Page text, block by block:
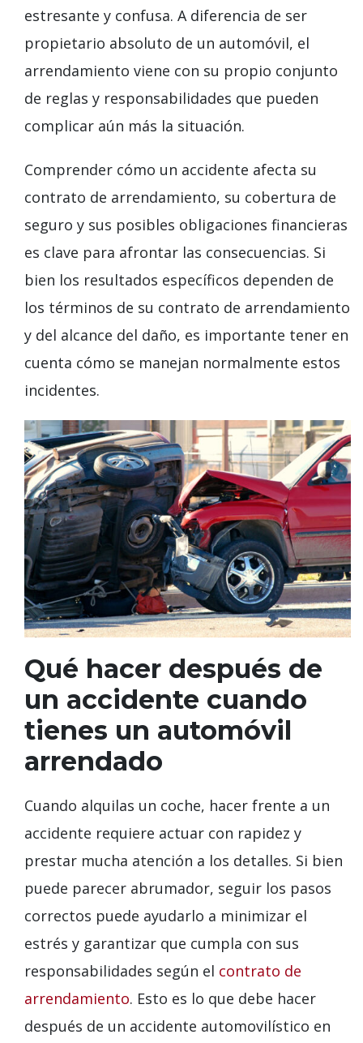
estresante y confusa. A diferencia de ser
propietario absoluto de un automóvil, el
arrendamiento viene con su propio conjunto
de reglas y responsabilidades que pueden
complicar aún más la situación.
Comprender cómo un accidente afecta su
contrato de arrendamiento, su cobertura de
seguro y sus posibles obligaciones financieras
es clave para afrontar las consecuencias. Si
bien los resultados específicos dependen de
los términos de su contrato de arrendamiento
y del alcance del daño, es importante tener en
cuenta cómo se manejan normalmente estos
incidentes.
Qué hacer después de
un accidente cuando
tienes un automóvil
arrendado
Cuando alquilas un coche, hacer frente a un
accidente requiere actuar con rapidez y
prestar mucha atención a los detalles. Si bien
puede parecer abrumador, seguir los pasos
correctos puede ayudarlo a minimizar el
estrés y garantizar que cumpla con sus
responsabilidades según el contrato de
arrendamiento. Esto es lo que debe hacer
después de un accidente automovilístico en